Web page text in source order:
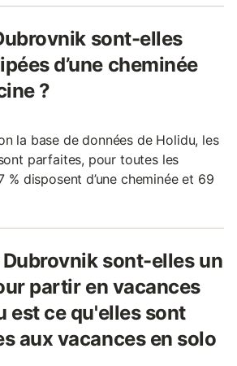
sont-elles
d’une cheminée
?
la base de données de Holidu, les
parfaites, pour toutes les
% disposent d’une cheminée et 69
sont-elles un
partir en vacances
est ce qu'elles sont
aux vacances en solo